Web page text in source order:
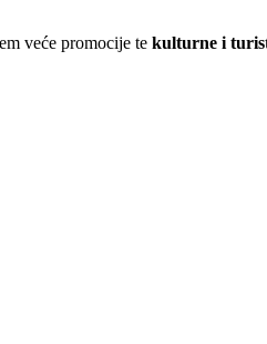
veće promocije te kulturne i